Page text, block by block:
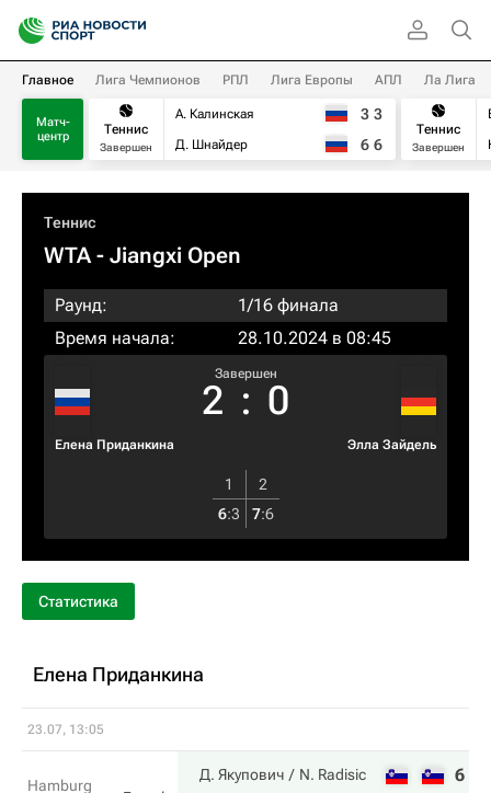
Главное Лига Чемпионов РПЛ Лига Европы АПЛ Ла Лига
Матч-
центр
Теннис
Завершен
А. Калинская
Д. Шнайдер
3 3
6 6
Теннис
Завершен
Теннис
WTA- Jiangxi Open
Раунд:
1/16 финала
Время начала:
28.10.2024 в 08:45
Елена Приданкина
Завершен
2 : 0
Элла Зайдель
1
2
6:3 7:6
Статистика
Елена Приданкина
23.07, 13:05
Hamburg
Д. Якупович N. Radisic 6